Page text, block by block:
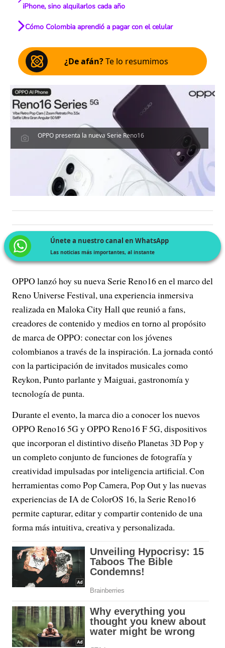
iPhone, sino alquilarlos cada año
Cómo Colombia aprendió a pagar con el celular
¿De afán?Te lo resumimos
OPPO presenta la nueva Serie Reno16
Únete a nuestro canal en WhatsApp
Las noticias más importantes, al instante
OPPO lanzó hoy su nueva Serie Reno16 en el marco del
Reno Universe Festival, una experiencia inmersiva
realizada en Maloka City Hall que reunió a fans,
creadores de contenido y medios en torno al propósito
de marca de OPPO: conectar con los jóvenes
colombianos a través de la inspiración. La jornada contó
con la participación de invitados musicales como
Reykon, Punto parlante y Maiguai, gastronomía y
tecnología de punta.
Durante el evento, la marca dio a conocer los nuevos
OPPO Reno16 5G y OPPO Reno16 F 5G, dispositivos
que incorporan el distintivo diseño Planetas 3D Pop y
un completo conjunto de funciones de fotografía y
creatividad impulsadas por inteligencia artificial. Con
herramientas como Pop Camera, Pop Out y las nuevas
experiencias de IA de ColorOS 16, la Serie Reno16
permite capturar, editar y compartir contenido de una
forma más intuitiva, creativa y personalizada.